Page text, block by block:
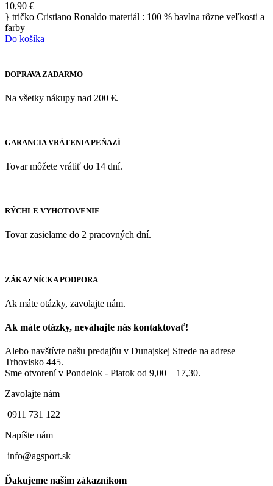
10,90 €
} tričko Cristiano Ronaldo materiál : 100 % bavlna rôzne veľkosti a
farby
Do košíka
DOPRAVA ZADARMO
Na všetky nákupy nad 200 €.
GARANCIA VRÁTENIA PEŇAZÍ
Tovar môžete vrátiť do 14 dní.
RÝCHLE VYHOTOVENIE
Tovar zasielame do 2 pracovných dní.
ZÁKAZNÍCKA PODPORA
Ak máte otázky, zavolajte nám.
Ak máte otázky, neváhajte nás kontaktovať!
Alebo navštívte našu predajňu v Dunajskej Strede na adrese
Trhovisko 445.
Sme otvorení v Pondelok - Piatok od 9,00 – 17,30.
Zavolajte nám
0911 731 122
Napíšte nám
info@agsport.sk
Ďakujeme našim zákazníkom